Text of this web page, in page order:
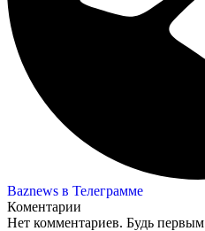
Baznews в Телеграмме
Коментарии
Нет комментариев. Будь первым